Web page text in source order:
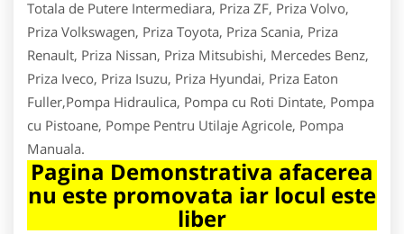
Totala de Putere Intermediara, Priza ZF, Priza Volvo,
Priza Volkswagen, Priza Toyota, Priza Scania, Priza
Renault, Priza Nissan, Priza Mitsubishi, Mercedes Benz,
Priza Iveco, Priza Isuzu, Priza Hyundai, Priza Eaton
Fuller,Pompa Hidraulica, Pompa cu Roti Dintate, Pompa
cu Pistoane, Pompe Pentru Utilaje Agricole, Pompa
Manuala.
Pagina Demonstrativa afacerea
nu este promovata iar locul este
liber